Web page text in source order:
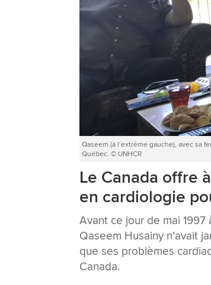
Qaseem (à l’extrème gauche), avec sa
Québec. © UNHCR
Le Canada offre
en cardiologie
Avant ce jour de mai
Qaseem Husainy n’avait
que ses problèmes
Canada.